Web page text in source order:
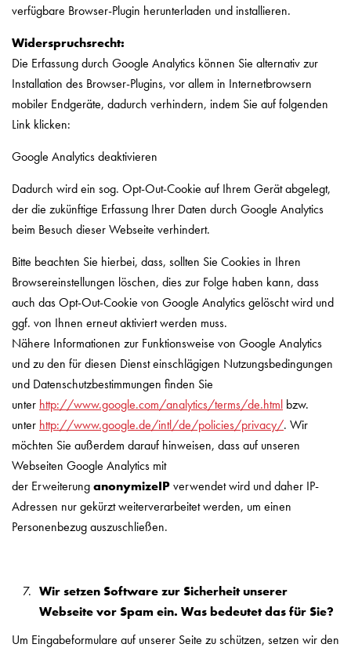
verfügbare Browser-Plugin herunterladen und installieren.
Widerspruchsrecht:
Die Erfassung durch Google Analytics können Sie alternativ zur
Installation des Browser-Plugins, vor allem in Internetbrowsern
mobiler Endgeräte, dadurch verhindern, indem Sie auf folgenden
Link klicken:
Google Analytics deaktivieren
Dadurch wird ein sog. Opt-Out-Cookie auf Ihrem Gerät abgelegt,
der die zukünftige Erfassung Ihrer Daten durch Google Analytics
beim Besuch dieser Webseite verhindert.
Bitte beachten Sie hierbei, dass, sollten Sie Cookies in Ihren
Browsereinstellungen löschen, dies zur Folge haben kann, dass
auch das Opt-Out-Cookie von Google Analytics gelöscht wird und
ggf. von Ihnen erneut aktiviert werden muss.
Nähere Informationen zur Funktionsweise von Google Analytics
und zu den für diesen Dienst einschlägigen Nutzungsbedingungen
und Datenschutzbestimmungen finden Sie
unter http://www.google.com/analytics/terms/de.html bzw.
unter http://www.google.de/intl/de/policies/privacy/. Wir
möchten Sie außerdem darauf hinweisen, dass auf unseren
Webseiten Google Analytics mit
der ErweiterunganonymizeIPverwendet wird und daher IP-
Adressen nur gekürzt weiterverarbeitet werden, um einen
Personenbezug auszuschließen.
Wir setzen Software zur Sicherheit unserer
Webseite vor Spam ein. Was bedeutet das für Sie?
Um Eingabeformulare auf unserer Seite zu schützen, setzen wir den